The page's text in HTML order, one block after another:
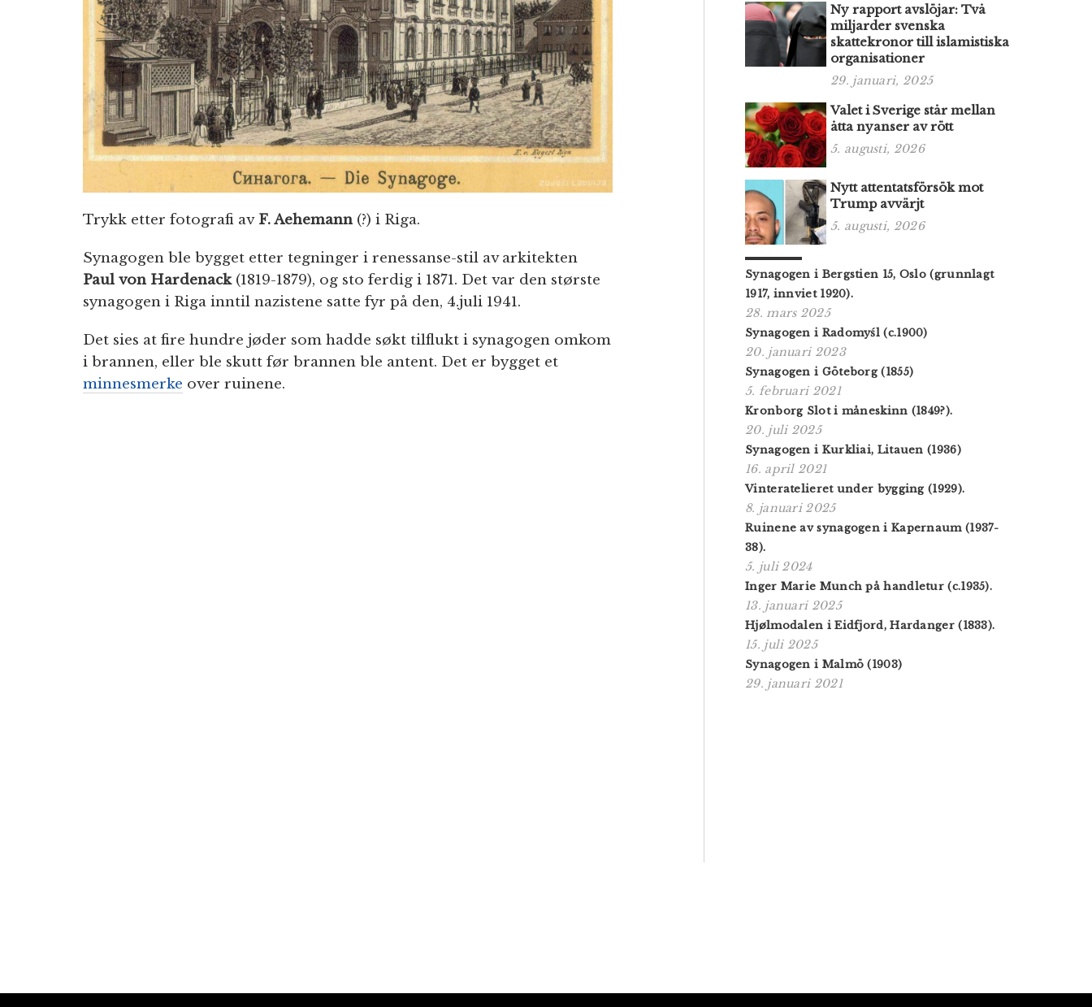
Trykk etter fotografi avF. Aehemann (?) i Riga.
Synagogen ble bygget etter tegninger i renessanse-stil av arkitekten
Paul von Hardenack(1819-1879), og sto ferdig i 1871. Det var den største
synagogen i Riga inntil nazistene satte fyr på den, 4.juli 1941.
Det sies at fire hundre jøder som hadde søkt tilflukt i synagogen omkom
i brannen, eller ble skutt før brannen ble antent. Det er bygget et
minnesmerke over ruinene.
Ny rapport avslöjar: Två
miljarder svenska
skattekronor till islamistiska
organisationer
29. januari, 2025
Valet i Sverige står mellan
åtta nyanser av rött
5. augusti, 2026
Nytt attentatsförsök mot
Trump avvärjt
5. augusti, 2026
Synagogen i Bergstien 15, Oslo (grunnlagt
1917, innviet 1920).
28. mars 2025
Synagogen i Radomyśl (c.1900)
20. januari 2023
Synagogen i Göteborg (1855)
5. februari 2021
Kronborg Slot i måneskinn (1849?).
20. juli 2025
Synagogen i Kurkliai, Litauen (1936)
16. april 2021
Vinteratelieret under bygging (1929).
8. januari 2025
Ruinene av synagogen i Kapernaum (1937-
38).
5. juli 2024
Inger Marie Munch på handletur (c.1935).
13. januari 2025
Hjølmodalen i Eidfjord, Hardanger (1833).
15. juli 2025
Synagogen i Malmö (1903)
29. januari 2021